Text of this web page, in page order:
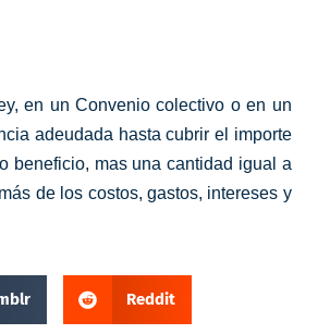
en un Convenio colectivo o en un
adeudada hasta cubrir el importe
beneficio, mas una cantidad igual a
de los costos, gastos, intereses y
Reddit